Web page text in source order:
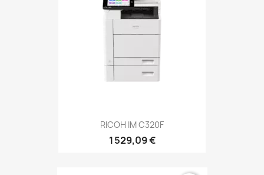
RICOH IM C320F
1 529,09 €